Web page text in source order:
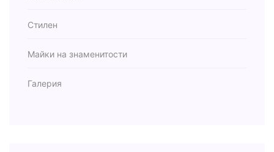
Стилен
Майки на знаменитости
Галерия